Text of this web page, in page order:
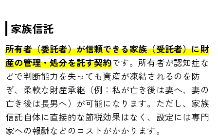
家族信託
所有者（委託者）が信頼できる家族（受託者）に財
産の管理・処分を託す契約です。所有者が認知症な
どで判断能力を失っても資産が凍結されるのを防
ぎ、柔軟な財産承継（例：私が亡き後は妻へ、妻の
亡き後は長男へ）が可能になります。ただし、家族
信託自体に直接的な節税効果はなく、設定には専門
家への報酬などのコストがかかります。